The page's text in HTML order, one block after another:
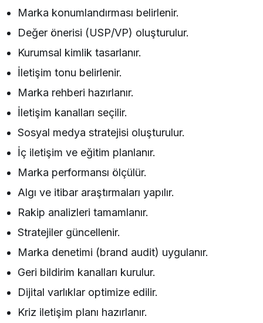
Marka konumlandırması belirlenir.
Değer önerisi (USP/VP) oluşturulur.
Kurumsal kimlik tasarlanır.
İletişim tonu belirlenir.
Marka rehberi hazırlanır.
İletişim kanalları seçilir.
Sosyal medya stratejisi oluşturulur.
İç iletişim ve eğitim planlanır.
Marka performansı ölçülür.
Algı ve itibar araştırmaları yapılır.
Rakip analizleri tamamlanır.
Stratejiler güncellenir.
Marka denetimi (brand audit) uygulanır.
Geri bildirim kanalları kurulur.
Dijital varlıklar optimize edilir.
Kriz iletişim planı hazırlanır.